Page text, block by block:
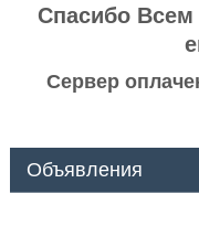
Спасибо Всем
Сервер
Объявления